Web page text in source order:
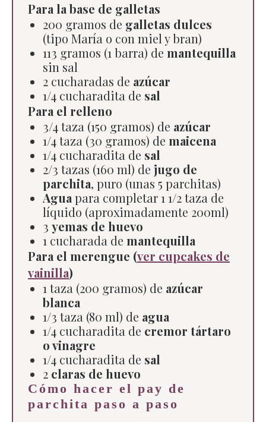
Para la base de galletas
200 gramos de galletas dulces
(tipo María o con miel y bran)
113 gramos (1 barra) de mantequilla
sin sal
2 cucharadas de azúcar
1/4 cucharadita de sal
Para el relleno
3/4 taza (150 gramos) de azúcar
1/4 taza (30 gramos) de maicena
1/4 cucharadita de sal
2/3 tazas (160 ml) de jugo de
parchita, puro (unas 5 parchitas)
Agua para completar 1 1/2 taza de
líquido (aproximadamente 200ml)
3 yemas de huevo
1 cucharada de mantequilla
Para el merengue (ver cupcakes de
vainilla)
1 taza (200 gramos) de azúcar
blanca
1/3 taza (80 ml) de agua
1/4 cucharadita de cremor tártaro
o vinagre
1/4 cucharadita de sal
2 claras de huevo
Cómo hacer el pay de
parchita paso a paso